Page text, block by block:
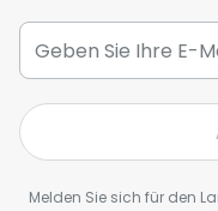
Melden Sie sich für den